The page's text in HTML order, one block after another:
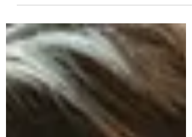
neues Projekt an oder es...